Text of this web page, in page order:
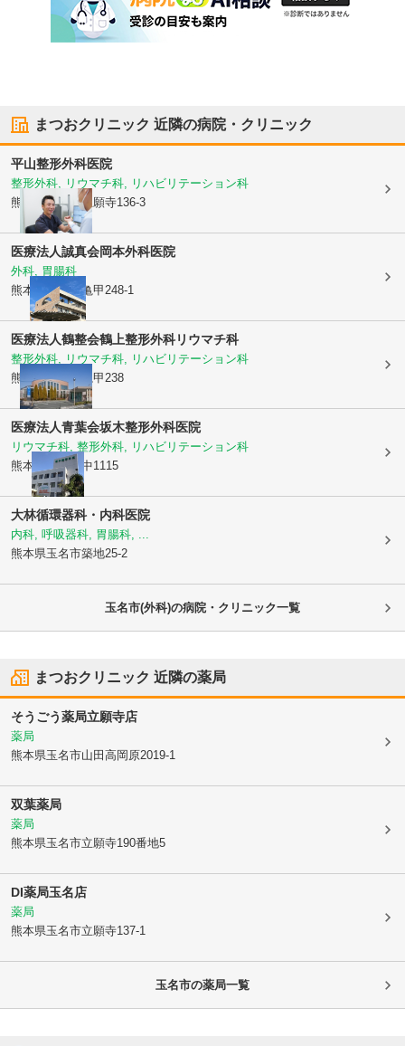
まつおクリニック 近隣の病院・クリニック
平山整形外科医院
整形外科, リウマチ科, リハビリテーション科
熊本県玉名市立願寺136-3
医療法人誠真会岡本外科医院
外科, 胃腸科
熊本県玉名市亀甲248-1
医療法人鶴整会鶴上整形外科リウマチ科
整形外科, リウマチ科, リハビリテーション科
熊本県玉名市亀甲238
医療法人青葉会坂木整形外科医院
リウマチ科, 整形外科, リハビリテーション科
熊本県玉名市 中1115
大林循環器科・内科医院
内科, 呼吸器科, 胃腸科, ...
熊本県玉名市築地25-2
玉名市(外科)の病院・クリニック一覧
まつおクリニック 近隣の薬局
そうごう薬局立願寺店
薬局
熊本県玉名市山田高岡原2019-1
双葉薬局
薬局
熊本県玉名市立願寺190番地5
DI薬局玉名店
薬局
熊本県玉名市立願寺137-1
玉名市の薬局一覧